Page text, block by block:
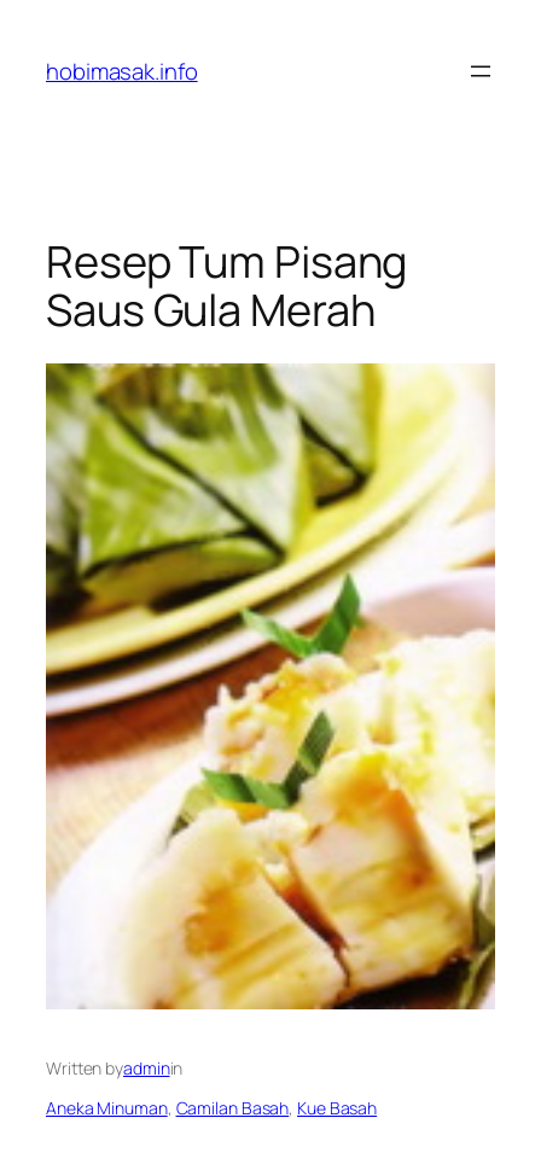
content
hobimasak.info
Resep Tum Pisang
Saus Gula Merah
Written byadminin
Aneka Minuman, Camilan Basah, Kue Basah